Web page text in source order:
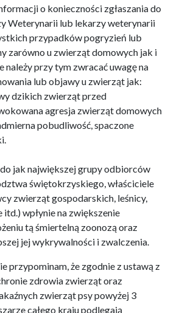
o konieczności zgłaszania do
Weterynarii lub lekarzy weterynarii
przypadków pogryzień lub
zarówno u zwierząt domowych jak i
należy przy tym zwracać uwagę na
lub objawy u zwierząt jak:
dzikich zwierząt przed
agresja zwierząt domowych
pobudliwość, spaczone
jak największej grupy odbiorców
świętokrzyskiego, właściciele
zwierząt gospodarskich, leśnicy,
wpłynie na zwiększenie
tą śmiertelną zoonozą oraz
jej wykrywalności i zwalczenia.
przypominam, że zgodnie z ustawą z
zdrowia zwierząt oraz
zwierząt psy powyżej 3
całego kraju podlegają